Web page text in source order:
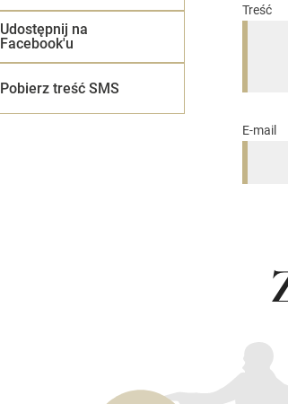
Udostępnij na
Facebook'u
Pobierz treść SMS
Treść
E-mail